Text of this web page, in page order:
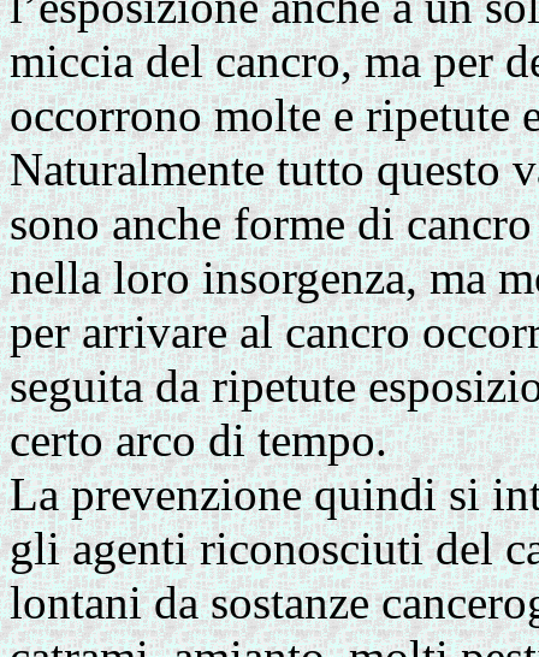
miccia del cancro, ma per
occorrono molte e ripetute
Naturalmente tutto questo
sono anche forme di
nella loro insorgenza, ma
per arrivare al cancro
seguita da ripetute
certo arco di tempo.
La prevenzione quindi si
gli agenti riconosciuti del
lontani da sostanze